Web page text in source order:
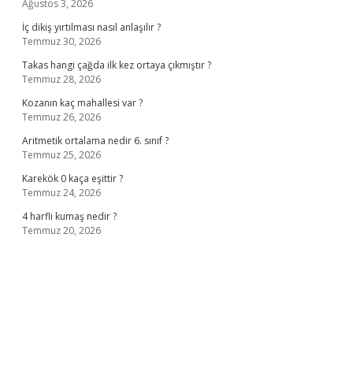
Ağustos 3, 2026
İç dikiş yırtılması nasıl anlaşılır ?
Temmuz 30, 2026
Takas hangi çağda ilk kez ortaya çıkmıştır ?
Temmuz 28, 2026
Kozanın kaç mahallesi var ?
Temmuz 26, 2026
Aritmetik ortalama nedir 6. sınıf ?
Temmuz 25, 2026
Karekök 0 kaça eşittir ?
Temmuz 24, 2026
4 harfli kumaş nedir ?
Temmuz 20, 2026